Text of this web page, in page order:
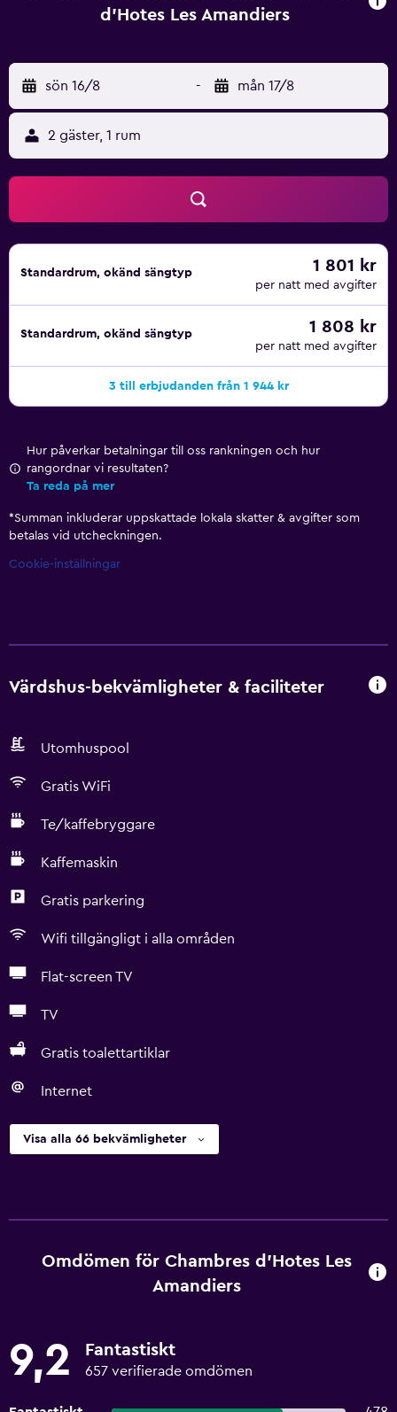
du bland annat klättra i trädklättring och besöka
Hyères flygplats är det 54 km. Gratis privat parkering finns
på plats.
d'Hotes Les Amandiers
sön 16/8 - mån 17/8
2 gäster, 1 rum
Standardrum, okänd sängtyp 1 801 kr
per natt med avgifter
Standardrum, okänd sängtyp 1 808 kr
per natt med avgifter
3 till erbjudanden från 1 944 kr
Hur påverkar betalningar till oss rankningen och hur
rangordnar vi resultaten?
Ta reda på mer
*Summan inkluderar uppskattade lokala skatter & avgifter som
betalas vid utcheckningen.
Cookie-inställningar
Värdshus-bekvämligheter & faciliteter
Utomhuspool
Gratis WiFi
Te/kaffebryggare
Kaffemaskin
Gratis parkering
Wifi tillgängligt i alla områden
Flat-screen TV
TV
Gratis toalettartiklar
Internet
Visa alla 66 bekvämligheter
Omdömen för Chambres d'Hotes Les
Amandiers
9,2 Fantastiskt
657 verifierade omdömen